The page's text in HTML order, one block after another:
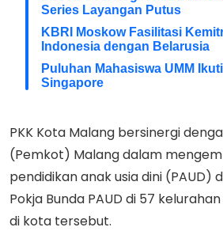
Series Layangan Putus
KBRI Moskow Fasilitasi
Indonesia dengan Belarusia
Puluhan Mahasiswa UMM
Singapore
PKK Kota Malang bersinergi
(Pemkot) Malang dalam
pendidikan anak usia dini
Pokja Bunda PAUD di 57
di kota tersebut.